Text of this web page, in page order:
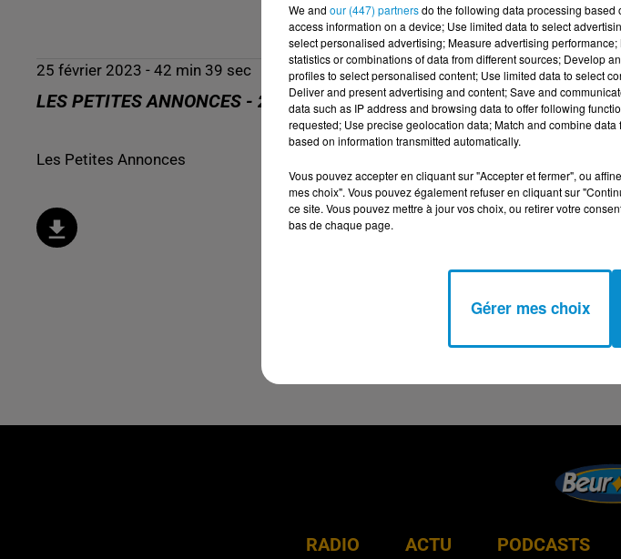
25 février 2023 - 42 min 39 sec
LES PETITES ANNONCES - 25/02/23
Les Petites Annonces
RADIO ACTU PODCASTS
We and our (447) partnersdo the following data processing based
access information on a device; Use limited data to select
select personalised advertising; Measure advertising
statistics or combinations of data from different sources; Develop
profiles to select personalised content; Use limited data to select
Deliver and present advertising and content; Save and
data such as IP address and browsing data to offer following
requested; Use precise geolocation data; Match and combine
based on information transmitted automatically.
Vous pouvez accepter en cliquant sur "Accepter et fermer", ou
mes choix". Vous pouvez également refuser en cliquant sur
ce site. Vous pouvez mettre à jour vos choix, ou retirer votre
bas de chaque page.
Gérer mes choix